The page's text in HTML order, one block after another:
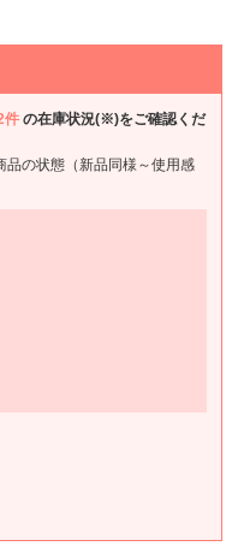
件 の在庫状況(※)をご確認くだ
の状態（新品同様～使用感